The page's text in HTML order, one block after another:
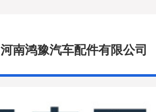
河南鸿豫汽车配件有限公司